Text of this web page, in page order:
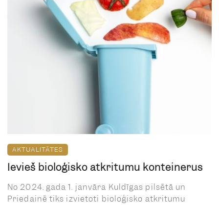
AKTUALITĀTES
Ievieš bioloģisko atkritumu konteinerus
No 2024. gada 1. janvāra Kuldīgas pilsētā un
Priedainē tiks izvietoti bioloģisko atkritumu